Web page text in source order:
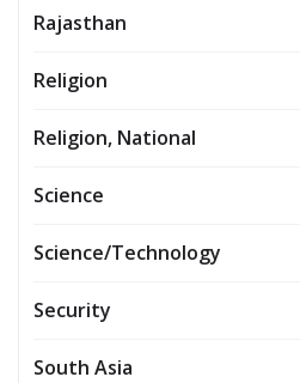
Rajasthan
Religion
Religion, National
Science
Science/Technology
Security
South Asia